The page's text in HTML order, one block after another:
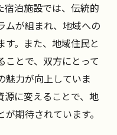
宿泊施設では、伝統的
ムが組まれ、地域への
。また、地域住民と
とで、双方にとって
魅力が向上していま
源に変えることで、地
期待されています。